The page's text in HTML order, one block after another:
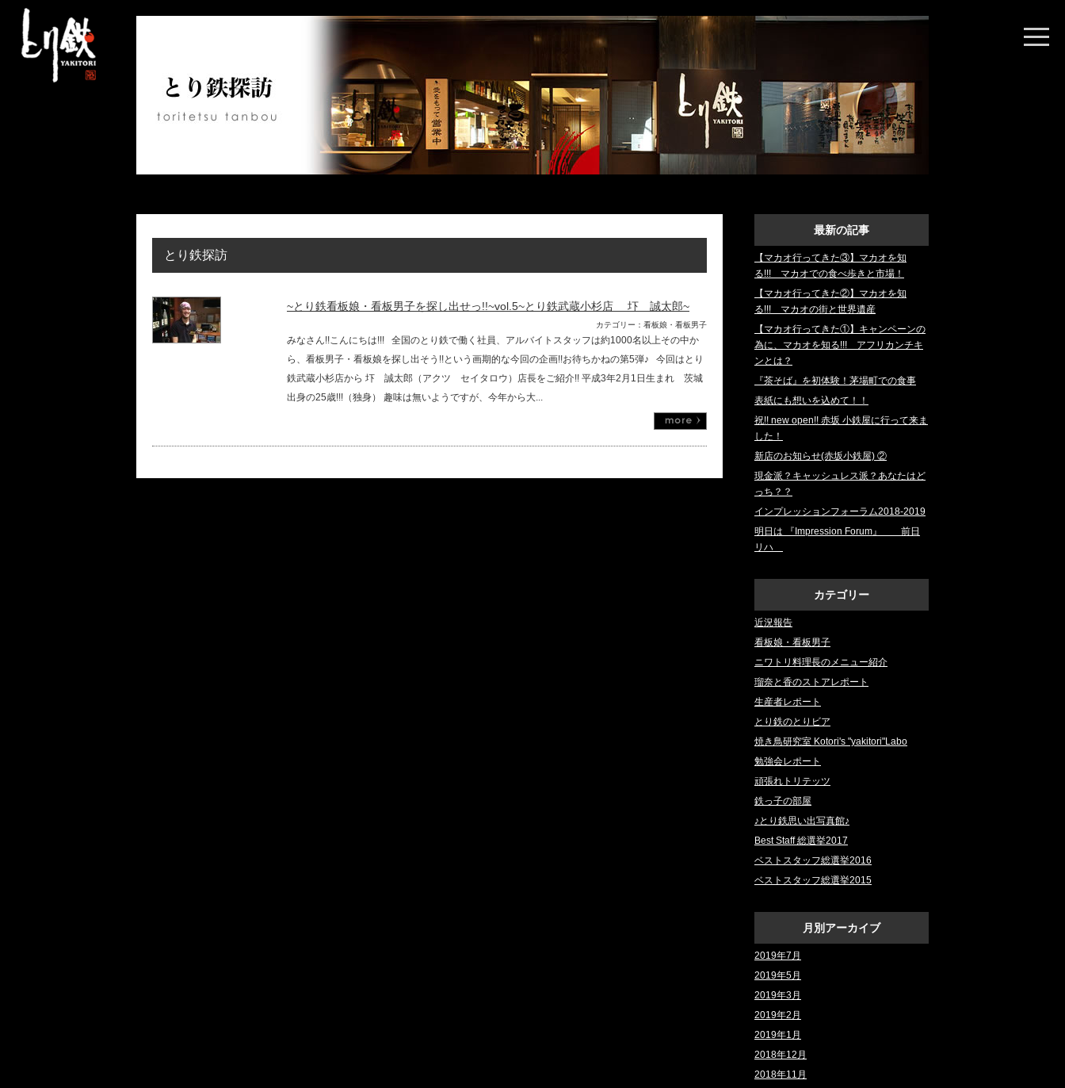
とり鉄探訪
~とり鉄看板娘・看板男子を探し出せっ!!~vol.5~とり鉄武蔵小杉店 圷 誠太郎~
カテゴリー：看板娘・看板男子
みなさん!!こんにちは!!! 全国のとり鉄で働く社員、アルバイトスタッフは約1000名以上その中か
ら、看板男子・看板娘を探し出そう!!という画期的な今回の企画!!お待ちかねの第5弾♪ 今回はとり
鉄武蔵小杉店から 圷 誠太郎（アクツ セイタロウ）店長をご紹介!! 平成3年2月1日生まれ 茨城
出身の25歳!!!（独身） 趣味は無いようですが、今年から大...
最新の記事
【マカオ行ってきた③】マカオを知
る!!! マカオでの食べ歩きと市場！
【マカオ行ってきた②】マカオを知
る!!! マカオの街と世界遺産
【マカオ行ってきた①】キャンペーンの
為に、マカオを知る!!! アフリカンチキ
ンとは？
『茶そば』を初体験！茅場町での食事
表紙にも想いを込めて！！
祝!! new open!! 赤坂 小鉄屋に行って来ま
した！
新店のお知らせ(赤坂小鉄屋) ②
現金派？キャッシュレス派？あなたはど
っち？？
インプレッションフォーラム2018‐2019
明日は 『Impression Forum』 前日
リハ
カテゴリー
近況報告
看板娘・看板男子
ニワトリ料理長のメニュー紹介
瑠奈と香のストアレポート
生産者レポート
とり鉄のとりビア
焼き鳥研究室 Kotori's "yakitori"Labo
勉強会レポート
頑張れトリテッツ
鉄っ子の部屋
♪とり鉄思い出写真館♪
Best Staff 総選挙2017
ベストスタッフ総選挙2016
ベストスタッフ総選挙2015
月別アーカイブ
2019年7月
2019年5月
2019年3月
2019年2月
2019年1月
2018年12月
2018年11月